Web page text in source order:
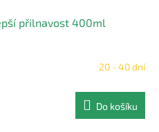
přilnavost 400ml
20 - 40 dní
Do košíku